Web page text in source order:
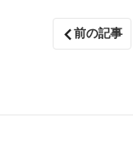
前の記事